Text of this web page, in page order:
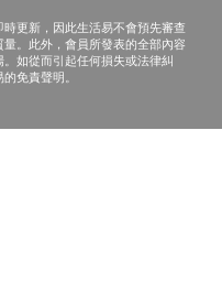
更新，因此生活易不會預先審查
。此外，會員所發表的全部內容
如從而引起任何損失或法律糾
免責聲明。